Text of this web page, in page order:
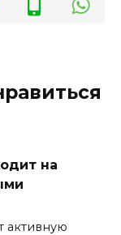
на
активную